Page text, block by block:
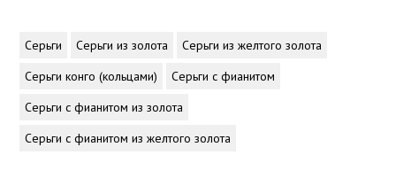
Серьги Серьги из золота
Серьги из желтого золота
Серьги конго (кольцами)
Серьги с фианитом
Серьги с фианитом из золота
Серьги с фианитом из желтого золота